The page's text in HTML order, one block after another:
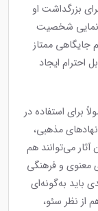
بزرگداشت او
شخصیت
جایگاهی ممتاز
احترام ایجاد
برای استفاده در
مذهبی،
می‌توانند هم
معنوی و فرهنگی
باید به‌گونه‌ای
از نظر سئو،